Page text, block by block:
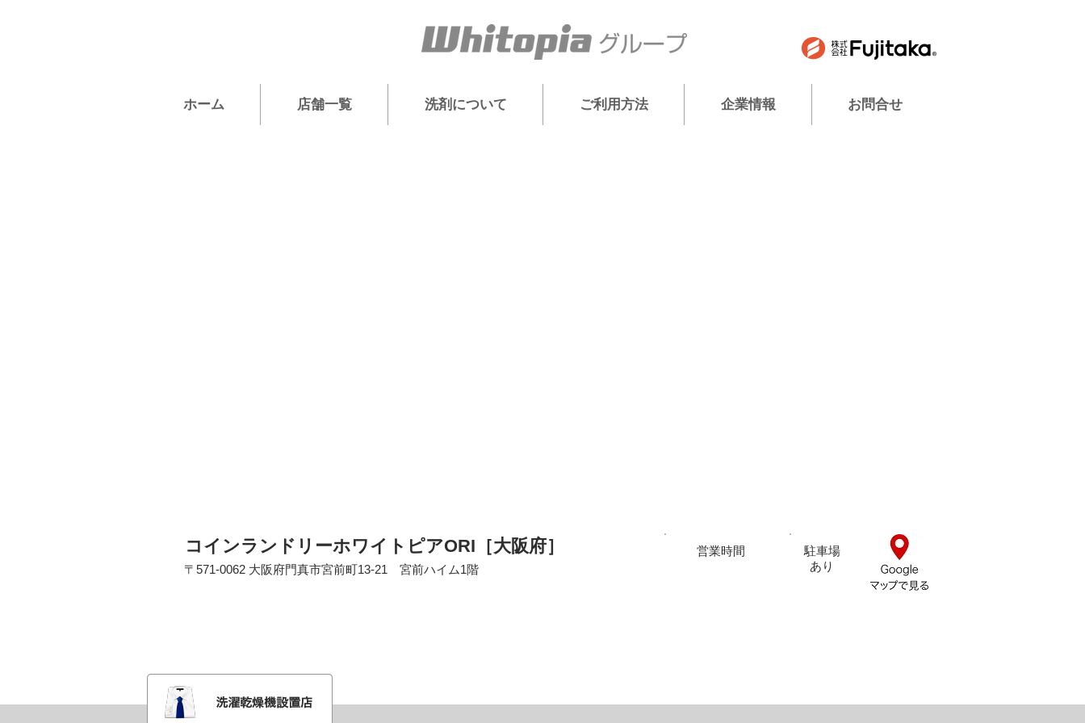
コインランドリーホワイトピアORI［大阪府］
〒571-0062 大阪府門真市宮前町13-21 宮前ハイム1階
営業時間
駐車場
​あり
ホーム 店舗一覧 洗剤について ご利用方法 企業情報 お問合せ